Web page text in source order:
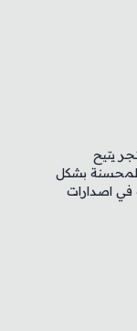
يتيح
المحسنة بشكل
في اصدارات